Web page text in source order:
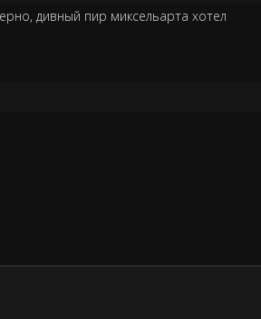
дивный пир миксельарта хотел